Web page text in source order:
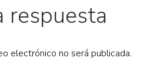
respuesta
electrónico no será publicada.